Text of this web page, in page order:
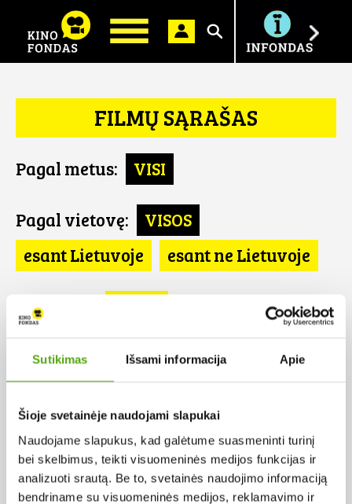
Sutikimas Išsami informacija Apie
Šioje svetainėje naudojami slapukai
Naudojame slapukus, kad galėtume suasmeninti turinį
bei skelbimus, teikti visuomeninės medijos funkcijas ir
analizuoti srautą. Be to, svetainės naudojimo informaciją
bendriname su visuomeninės medijos, reklamavimo ir
Ieškoti
FILMŲ SĄRAŠAS
Pagal metus: VISI
Pagal vietovę:
VISOS
esant Lietuvoje
esant ne Lietuvoje
Pagal šalį:
BELGIJA
Pagal abėcėlę:
Rezultatų nerasta...